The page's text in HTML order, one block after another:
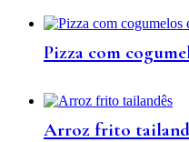
Pizza com
Arroz frito